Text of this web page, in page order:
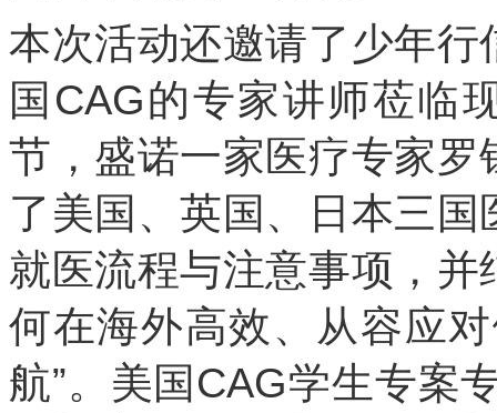
本次活动还邀请了少年
国CAG的专家讲师莅临
节，盛诺一家医疗专家
了美国、英国、日本三
就医流程与注意事项，
何在海外高效、从容应
航”。美国CAG学生专案